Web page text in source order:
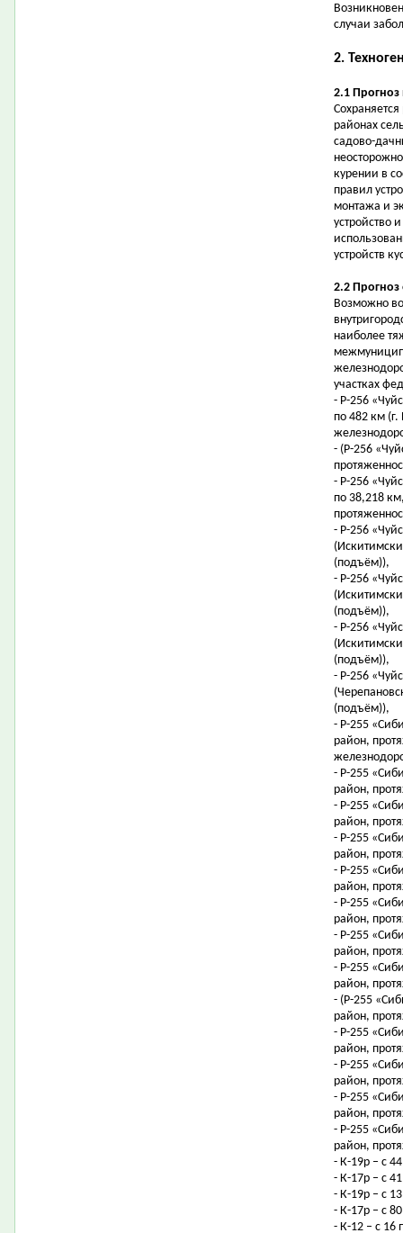
случаи
2.
2.1
районах
садово-
курении в
правил
монтажа и
устройство
устройств
2.2 Прогноз
Возможно
наиболее
участках
- Р-256
по 482 км
- (Р-256
- Р-256
по 38,218
- Р-256
(подъём)),
- Р-256
(подъём)),
- Р-256
(подъём)),
- Р-256
(подъём)),
- Р-255
район,
- Р-255
район,
- Р-255
район,
- Р-255
район,
- Р-255
район,
- Р-255
район,
- Р-255
район,
- Р-255
район,
- (Р-255
район,
- Р-255
район,
- Р-255
район,
- Р-255
район,
- Р-255
район,
- К-19р – с
- К-17р – с
- К-19р – с
- К-17р – с
- К-12 – с 16